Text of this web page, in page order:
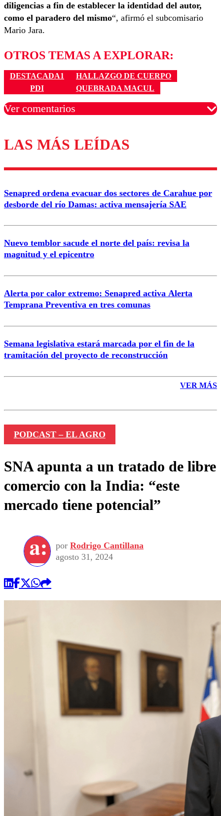
diligencias a fin de establecer la identidad del autor,
como el paradero del mismo“, afirmó el subcomisario
Mario Jara.
OTROS TEMAS A EXPLORAR:
DESTACADA1
HALLAZGO DE CUERPO
PDI
QUEBRADA MACUL
Ver comentarios
Los comentarios son moderados para garantizar un
diálogo respetuoso.
Correo
LAS MÁS LEÍDAS
Senapred ordena evacuar dos sectores de Carahue por
desborde del río Damas: activa mensajería SAE
Nuevo temblor sacude el norte del país: revisa la
magnitud y el epicentro
Alerta por calor extremo: Senapred activa Alerta
Temprana Preventiva en tres comunas
Semana legislativa estará marcada por el fin de la
tramitación del proyecto de reconstrucción
VER MÁS
PODCAST – EL AGRO
SNA apunta a un tratado de libre
comercio con la India: “este
mercado tiene potencial”
por Rodrigo Cantillana
agosto 31, 2024